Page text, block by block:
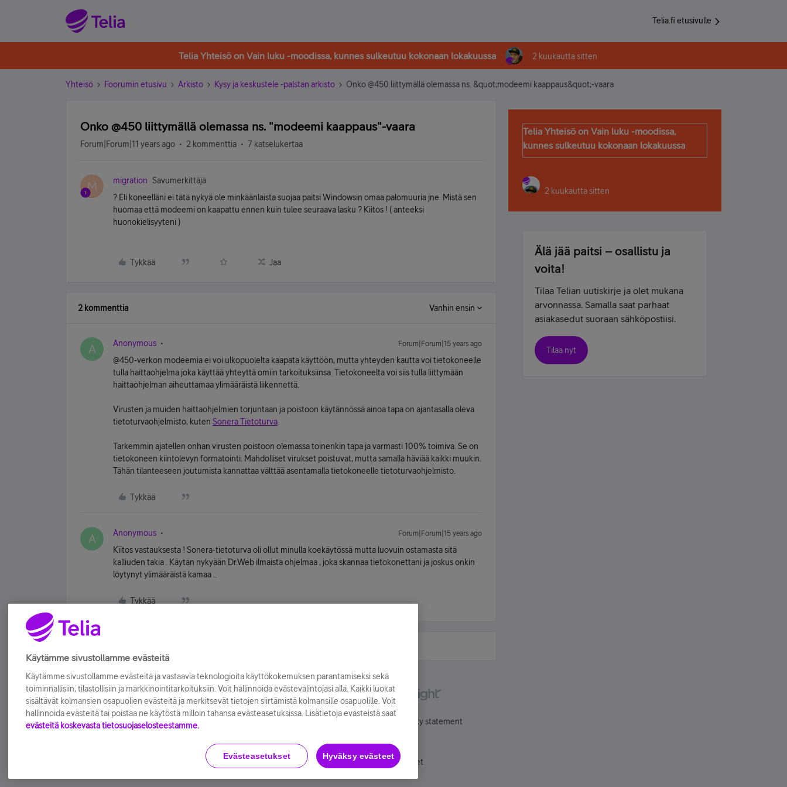
Telia.fi etusivulle
Telia Yhteisö on Vain luku -moodissa, kunnes sulkeutuu kokonaan lokakuussa 2 kuukautta sitten
Yhteisö Foorumin etusivu Arkisto Kysy ja keskustele -palstan arkisto Onko @450 liittymällä olemassa ns. &quot;modeemi kaappaus&quot;-vaara
Onko @450 liittymällä olemassa ns. "modeemi kaappaus"-vaara
Forum|Forum|11 years ago 2 kommenttia 7 katselukertaa
M migration
Savumerkittäjä
? Eli koneelläni ei tätä nykyä ole minkäänlaista suojaa paitsi Windowsin omaa palomuuria jne. Mistä sen
huomaa että modeemi on kaapattu ennen kuin tulee seuraava lasku ? Kiitos ! ( anteeksi
huonokielisyyteni )
Tykkää Jaa
2 kommenttia Vanhin ensin
A Anonymous Forum|Forum|15 years ago
@450-verkon modeemia ei voi ulkopuolelta kaapata käyttöön, mutta yhteyden kautta voi tietokoneelle
tulla haittaohjelma joka käyttää yhteyttä omiin tarkoituksiinsa. Tietokoneelta voi siis tulla liittymään
haittaohjelman aiheuttamaa ylimääräistä liikennettä.
Virusten ja muiden haittaohjelmien torjuntaan ja poistoon käytännössä ainoa tapa on ajantasalla oleva
tietoturvaohjelmisto, kuten Sonera Tietoturva
Tarkemmin ajatellen onhan virusten poistoon olemassa toinenkin tapa ja varmasti 100% toimiva. Se on
tietokoneen kiintolevyn formatointi. Mahdolliset virukset poistuvat, mutta samalla häviää kaikki muukin.
Tähän tilanteeseen joutumista kannattaa välttää asentamalla tietokoneelle tietoturvaohjelmisto.
Tykkää
A Anonymous Forum|Forum|15 years ago
Kiitos vastauksesta ! Sonera-tietoturva oli ollut minulla koekäytössä mutta luovuin ostamasta sitä
kalliuden takia . Käytän nykyään Dr.Web ilmaista ohjelmaa , joka skannaa tietokonettani ja joskus onkin
löytynyt ylimääräistä kamaa ..
Tykkää
Telia Yhteisö on Vain luku -moodissa,
kunnes sulkeutuu kokonaan lokakuussa
2 kuukautta sitten
Älä jää paitsi – osallistu ja
voita!
Tilaa Telian uutiskirje ja olet mukana
arvonnassa. Samalla saat parhaat
asiakasedut suoraan sähköpostiisi.
Tilaa nyt
Accessibility statement
Evästeasetukset
Käytämme sivustollamme evästeitä
Käytämme sivustollamme evästeitä ja vastaavia teknologioita käyttökokemuksen parantamiseksi sekä
toiminnallisiin, tilastollisiin ja markkinointitarkoituksiin. Voit hallinnoida evästevalintojasi alla. Kaikki luokat
sisältävät kolmansien osapuolien evästeitä ja merkitsevät tietojen siirtämistä kolmansille osapuolille. Voit
hallinnoida evästeitä tai poistaa ne käytöstä milloin tahansa evästeasetuksissa. Lisätietoja evästeistä saat
evästeitä koskevasta tietosuojaselosteestamme.
Evästeasetukset Hyväksy evästeet